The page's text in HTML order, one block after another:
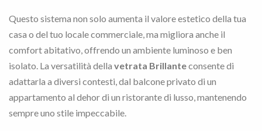
Questo sistema non solo aumenta il valore estetico della tua
casa o del tuo locale commerciale, ma migliora anche il
comfort abitativo, offrendo un ambiente luminoso e ben
isolato. La versatilità della vetrata Brillanteconsente di
adattarla a diversi contesti, dal balcone privato di un
appartamento al dehor di un ristorante di lusso, mantenendo
sempre uno stile impeccabile.